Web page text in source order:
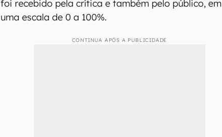
foi recebido pela crítica e também pelo público, em
uma escala de 0 a 100%.
CONTINUA APÓS A PUBLICIDADE